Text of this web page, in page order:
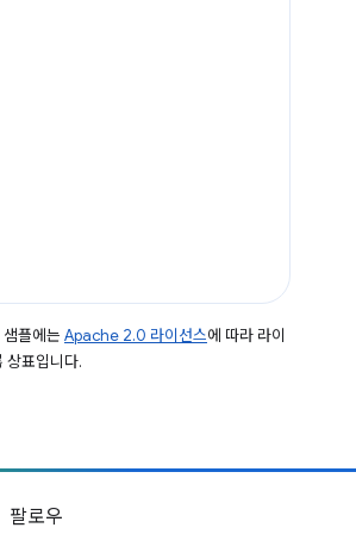
플에는 Apache 2.0 라이선스에 따라 라이
표입니다.
팔로우